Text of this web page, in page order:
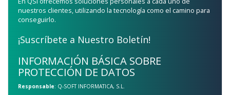
nuestros clientes, utilizando la tecnología como el camino para
conseguirlo.
¡Suscríbete a Nuestro Boletín!
INFORMACIÓN BÁSICA SOBRE
PROTECCIÓN DE DATOS
Responsable: Q-SOFT INFORMATICA, S.L.